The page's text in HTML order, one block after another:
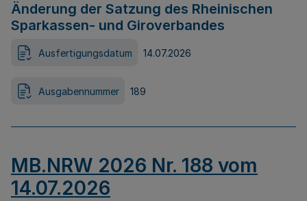
Änderung der Satzung des Rheinischen
Sparkassen- und Giroverbandes
Ausfertigungsdatum 14.07.2026
Ausgabennummer 189
MB.NRW 2026 Nr. 188 vom
14.07.2026